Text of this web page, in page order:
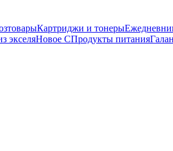
Картриджи и тонеры
экселяНовое СПродукты питания